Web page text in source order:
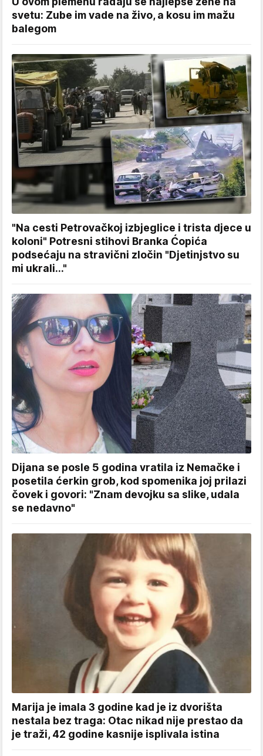
svetu: Zube im vade na živo, a kosu im mažu
balegom
"Na cesti Petrovačkoj izbjeglice i trista djece u
koloni" Potresni stihovi Branka Ćopića
podsećaju na stravični zločin "Djetinjstvo su
mi ukrali..."
Dijana se posle 5 godina vratila iz Nemačke i
posetila ćerkin grob, kod spomenika joj prilazi
čovek i govori: "Znam devojku sa slike, udala
se nedavno"
Marija je imala 3 godine kad je iz dvorišta
nestala bez traga: Otac nikad nije prestao da
je traži, 42 godine kasnije isplivala istina